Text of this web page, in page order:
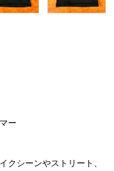
ー
クシーンやストリート、